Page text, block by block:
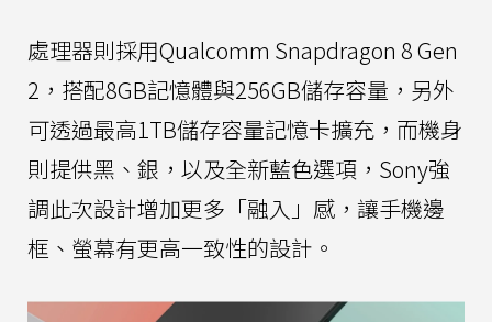
處理器則採用Qualcomm Snapdragon 8 Gen
2，搭配8GB記憶體與256GB儲存容量，另外
可透過最高1TB儲存容量記憶卡擴充，而機身
則提供黑、銀，以及全新藍色選項，Sony強
調此次設計增加更多「融入」感，讓手機邊
框、螢幕有更高一致性的設計。